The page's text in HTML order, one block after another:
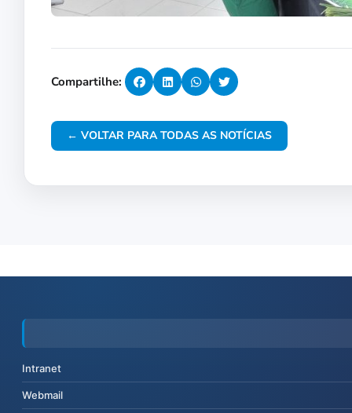
Compartilhe:
← VOLTAR PARA TODAS AS NOTÍCIAS
Intranet
Webmail